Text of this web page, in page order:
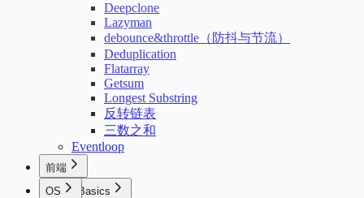
Deepclone
Lazyman
debounce&throttle（防抖与节流）
Deduplication
Flatarray
Getsum
Longest Substring
反转链表
三数之和
Eventloop
前端
Basics
OS